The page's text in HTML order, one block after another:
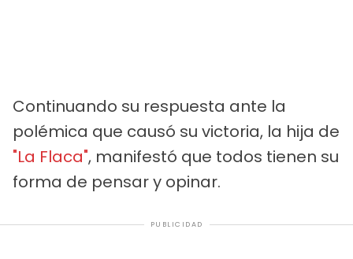
Continuando su respuesta ante la
polémica que causó su victoria, la hija de
"La Flaca", manifestó que todos tienen su
forma de pensar y opinar.
PUBLICIDAD